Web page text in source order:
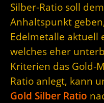
Silber-Ratio soll
Anhaltspunkt
Edelmetalle aktuell
welches eher
Kriterien das Gold-
Ratio anlegt, kann
Gold Silber Ratio